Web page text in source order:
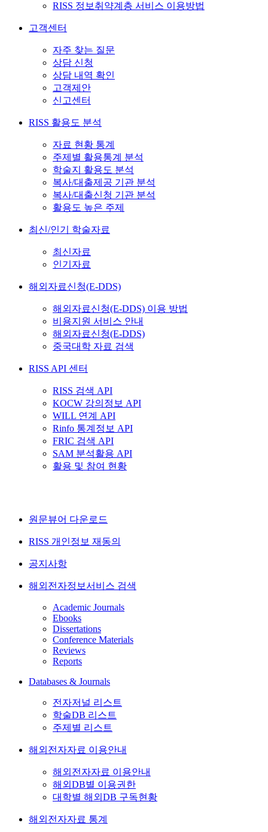
RISS 정보취약계층 서비스 이용방법
고객센터
자주 찾는 질문
상담 신청
상담 내역 확인
고객제안
신고센터
RISS 활용도 분석
자료 현황 통계
주제별 활용통계 분석
학술지 활용도 분석
복사/대출제공 기관 분석
복사/대출신청 기관 분석
활용도 높은 주제
최신/인기 학술자료
최신자료
인기자료
해외자료신청(E-DDS)
해외자료신청(E-DDS) 이용 방법
비용지원 서비스 안내
해외자료신청(E-DDS)
중국대학 자료 검색
RISS API 센터
RISS 검색 API
KOCW 강의정보 API
WILL 연계 API
Rinfo 통계정보 API
FRIC 검색 API
SAM 분석활용 API
활용 및 참여 현황
원문뷰어 다운로드
RISS 개인정보 재동의
공지사항
해외전자정보서비스 검색
Academic Journals
Ebooks
Dissertations
Conference Materials
Reviews
Reports
Databases & Journals
전자저널 리스트
학술DB 리스트
주제별 리스트
해외전자자료 이용안내
해외전자자료 이용안내
해외DB별 이용권한
대학별 해외DB 구독현황
해외전자자료 통계